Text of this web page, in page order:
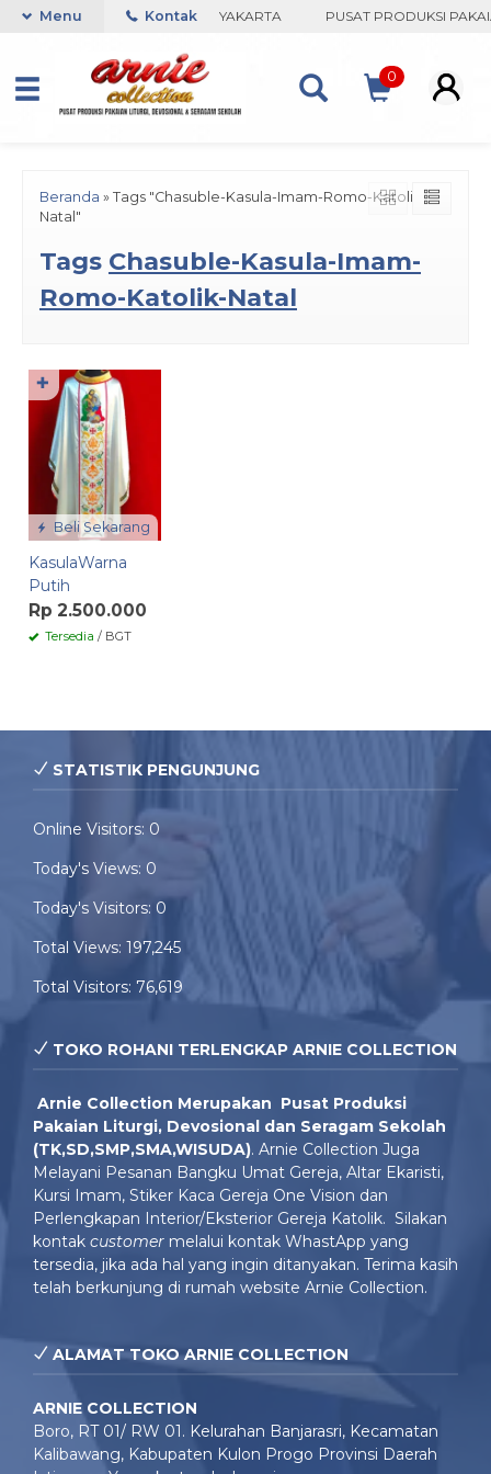
COLLECTION-BORO, YOGYAKARTA PUSAT PRODUKSI
Menu Kontak
0
Beranda » Tags "Chasuble-Kasula-Imam-Romo-Katolik-
Natal"
Tags Chasuble-Kasula-Imam-
Romo-Katolik-Natal
Beli Sekarang
KasulaWarna
Putih
Rp 2.500.000
Tersedia / BGT
✚
STATISTIK PENGUNJUNG
Online Visitors: 0
Today's Views: 0
Today's Visitors: 0
Total Views: 197,245
Total Visitors: 76,619
TOKO ROHANI TERLENGKAP ARNIE COLLECTION
Arnie Collection Merupakan Pusat Produksi
Pakaian Liturgi, Devosional dan Seragam Sekolah
(TK,SD,SMP,SMA,WISUDA). Arnie Collection Juga
Melayani Pesanan Bangku Umat Gereja, Altar Ekaristi,
Kursi Imam, Stiker Kaca Gereja One Vision dan
Perlengkapan Interior/Eksterior Gereja Katolik. Silakan
kontak customer melalui kontak WhastApp yang
tersedia, jika ada hal yang ingin ditanyakan. Terima kasih
telah berkunjung di rumah website Arnie Collection.
ALAMAT TOKO ARNIE COLLECTION
ARNIE COLLECTION
Boro, RT 01/ RW 01. Kelurahan Banjarasri, Kecamatan
Kalibawang, Kabupaten Kulon Progo Provinsi Daerah